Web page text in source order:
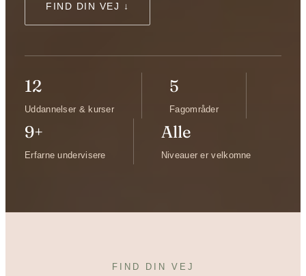
FIND DIN VEJ ↓
12
Uddannelser & kurser
5
Fagområder
9+
Erfarne undervisere
Alle
Niveauer er velkomne
FIND DIN VEJ